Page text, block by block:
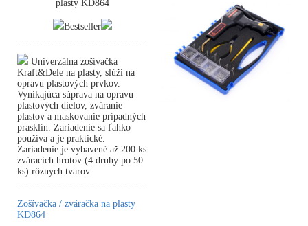
plasty KD864
Bestseller
Univerzálna zošívačka
Kraft&Dele na plasty, slúži na
opravu plastových prvkov.
Vynikajúca súprava na opravu
plastových dielov, zváranie
plastov a maskovanie prípadných
prasklín. Zariadenie sa ľahko
používa a je praktické.
Zariadenie je vybavené až 200 ks
zváracích hrotov (4 druhy po 50
ks) rôznych tvarov
Zošívačka / zváračka na plasty
KD864